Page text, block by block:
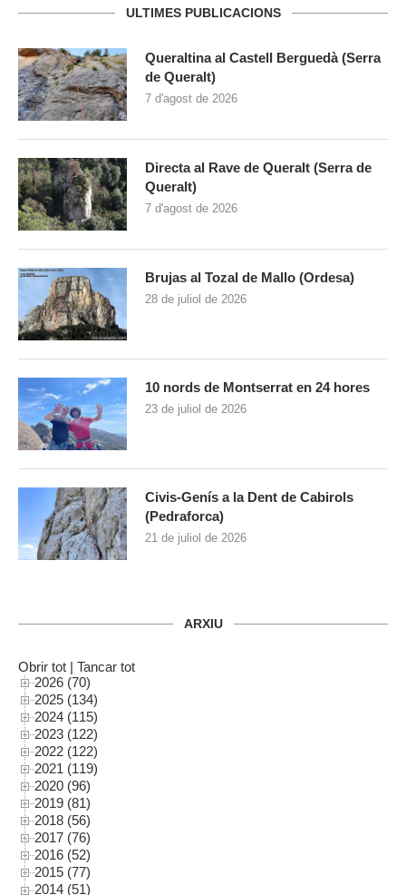
ULTIMES PUBLICACIONS
Queraltina al Castell Berguedà (Serra
de Queralt)
7 d'agost de 2026
Directa al Rave de Queralt (Serra de
Queralt)
7 d'agost de 2026
Brujas al Tozal de Mallo (Ordesa)
28 de juliol de 2026
10 nords de Montserrat en 24 hores
23 de juliol de 2026
Civis-Genís a la Dent de Cabirols
(Pedraforca)
21 de juliol de 2026
ARXIU
Obrir tot | Tancar tot
2026 (70)
2025 (134)
2024 (115)
2023 (122)
2022 (122)
2021 (119)
2020 (96)
2019 (81)
2018 (56)
2017 (76)
2016 (52)
2015 (77)
2014 (51)